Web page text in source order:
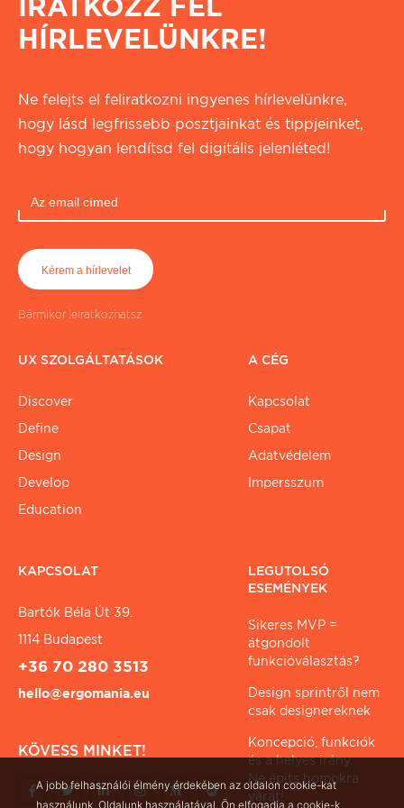
HÍRLEVELÜNKRE!
Ne felejts el feliratkozni ingyenes hírlevelünkre,
hogy lásd legfrissebb posztjainkat és tippjeinket,
hogy hogyan lendítsd fel digitális jelenléted!
Bármikor leiratkozhatsz
UX SZOLGÁLTATÁSOK
Discover
Define
Design
Develop
Education
A CÉG
Kapcsolat
Csapat
Adatvédelem
Impersszum
KAPCSOLAT
Bartók Béla Út 39.
1114 Budapest
+36 70 280 3513
hello@ergomania.eu
KÖVESS MINKET!
LEGUTOLSÓ
ESEMÉNYEK
Sikeres MVP =
átgondolt
funkcióválasztás?
Design sprintről nem
csak designereknek
Koncepció, funkciók
és a helyes irány
Ne építs homokra
várat!
A jobb felhasználói élmény érdekében az oldalon cookie-kat
használunk. Oldalunk használatával, Ön elfogadja a cookie-k